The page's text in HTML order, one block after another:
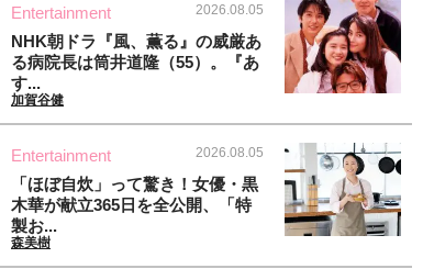
Entertainment 2026.08.05
NHK朝ドラ『風、薫る』の威厳あ
る病院長は筒井道隆（55）。『あ
す...
加賀谷健
Entertainment 2026.08.05
「ほぼ自炊」って驚き！女優・黒
木華が献立365日を全公開、「特
製お...
森美樹